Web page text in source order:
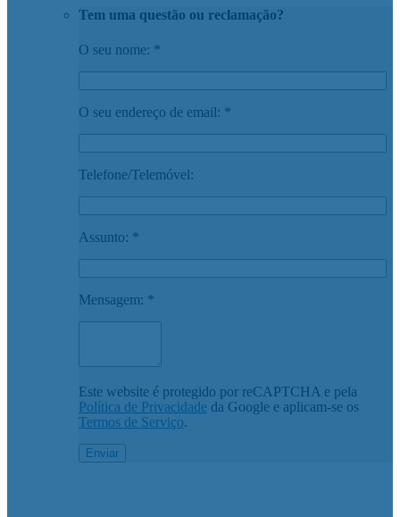
Tem uma questão ou reclamação?
O seu nome: *
O seu endereço de email: *
Telefone/Telemóvel:
Assunto: *
Mensagem: *
Este website é protegido por reCAPTCHA e pela
Política de Privacidade da Google e aplicam-se os
Termos de Serviço.